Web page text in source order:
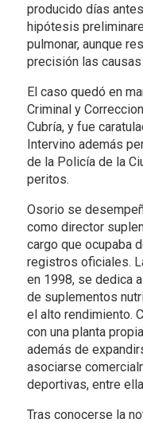
producido días
hipótesis
pulmonar, aunque
precisión las
El caso quedó en
Criminal y
Cubría, y fue
Intervino además
de la Policía de la
peritos.
Osorio se
como director
cargo que ocupaba
registros oficiales.
en 1998, se dedica
de suplementos
el alto rendimiento.
con una planta
además de
asociarse
deportivas, entre
Tras conocerse la